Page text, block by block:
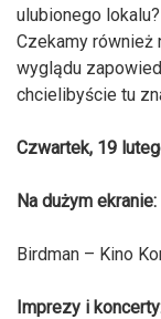
ulubionego
Czekamy również
wyglądu
chcielibyście tu
Czwartek, 19
Na dużym ekranie:
Birdman – Kino
Imprezy i